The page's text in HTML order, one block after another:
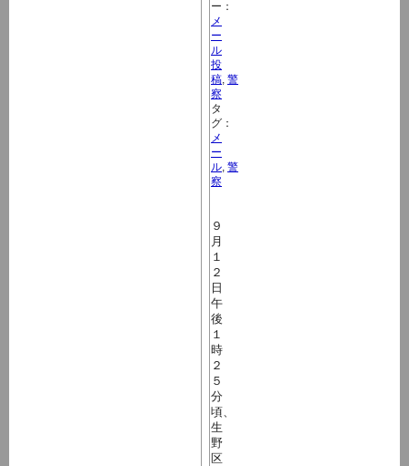
ー：
メ
ー
ル
投
稿 警
察
タ
グ：
メ
ー
ル 警
察
９
月
１
２
日
午
後
１
時
２
５
分
頃、
生
野
区